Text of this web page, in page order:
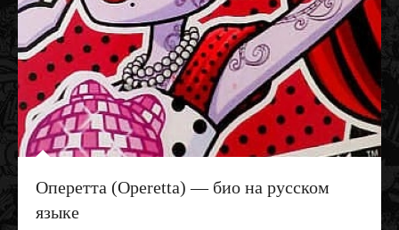
Оперетта (Operetta) — био на русском
языке